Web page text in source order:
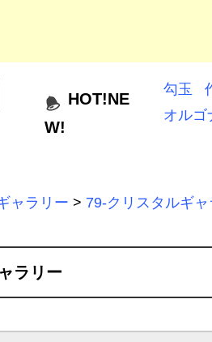
HOT!NE
W!
勾玉
オルゴ
ャラリー > 79-クリスタルギャ
ラリー